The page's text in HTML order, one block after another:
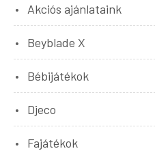
Akciós ajánlataink
Beyblade X
Bébijátékok
Djeco
Fajátékok